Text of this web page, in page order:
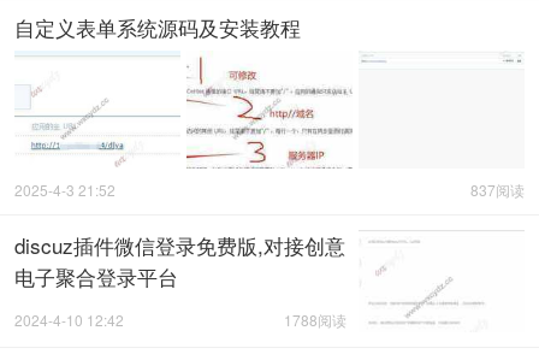
自定义表单系统源码及安装教程
837阅读
2025-4-3 21:52
discuz插件微信登录免费版,对接创意
电子聚合登录平台
1788阅读
2024-4-10 12:42